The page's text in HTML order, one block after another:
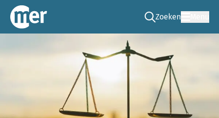
Commissie mer
Zoeken
Ga naar de zoek